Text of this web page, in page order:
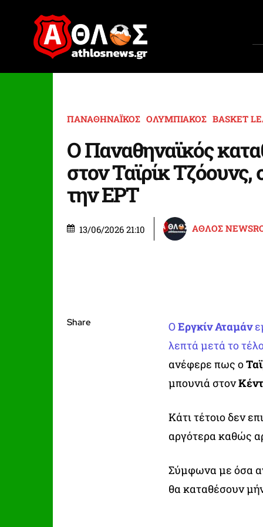
ΠΑΝΑΘΗΝΑΪΚΟΣ ΟΛΥΜΠΙΑΚΟΣ BASKET
Ο Παναθηναϊκός
στον Ταϊρίκ
την ΕΡΤ
13/06/2026 21:10 ΑΘΛΟΣ
Share ΟΕργκίν Αταμάν
λεπτά μετά το
ανέφερε πως ο
μπουνιά στον
Κάτι τέτοιο δεν
αργότερα καθώς
Σύμφωνα με όσα
θα καταθέσουν